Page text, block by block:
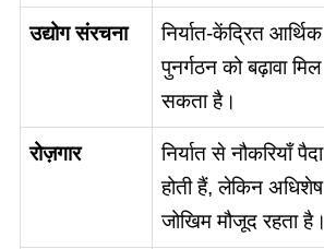
उद्योग संरचना
निर्यात-केंद्रित आर्थिक
पुनर्गठन को बढ़ावा मिल
सकता है।
रोज़गार
निर्यात से नौकरियाँ पैदा
होती हैं, लेकिन अधिशेष
जोखिम मौजूद रहता है।